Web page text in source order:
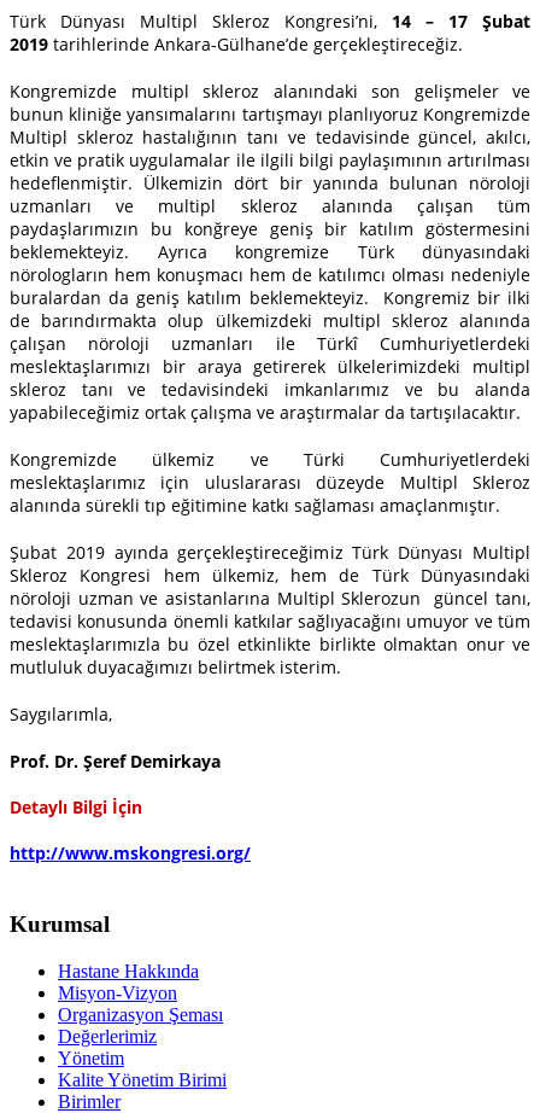
Türk Dünyası Multipl Skleroz Kongresi’ni, 14 – 17 Şubat
2019 tarihlerinde Ankara-Gülhane’de gerçekleştireceğiz.
Kongremizde multipl skleroz alanındaki son gelişmeler ve
bunun kliniğe yansımalarını tartışmayı planlıyoruz Kongremizde
Multipl skleroz hastalığının tanı ve tedavisinde güncel, akılcı,
etkin ve pratik uygulamalar ile ilgili bilgi paylaşımının artırılması
hedeflenmiştir. Ülkemizin dört bir yanında bulunan nöroloji
uzmanları ve multipl skleroz alanında çalışan tüm
paydaşlarımızın bu konğreye geniş bir katılım göstermesini
beklemekteyiz. Ayrıca kongremize Türk dünyasındaki
nörologların hem konuşmacı hem de katılımcı olması nedeniyle
buralardan da geniş katılım beklemekteyiz. Kongremiz bir ilki
de barındırmakta olup ülkemizdeki multipl skleroz alanında
çalışan nöroloji uzmanları ile Türkî Cumhuriyetlerdeki
meslektaşlarımızı bir araya getirerek ülkelerimizdeki multipl
skleroz tanı ve tedavisindeki imkanlarımız ve bu alanda
yapabileceğimiz ortak çalışma ve araştırmalar da tartışılacaktır.
Kongremizde ülkemiz ve Türki Cumhuriyetlerdeki
meslektaşlarımız için uluslararası düzeyde Multipl Skleroz
alanında sürekli tıp eğitimine katkı sağlaması amaçlanmıştır.
Şubat 2019 ayında gerçekleştireceğimiz Türk Dünyası Multipl
Skleroz Kongresi hem ülkemiz, hem de Türk Dünyasındaki
nöroloji uzman ve asistanlarına Multipl Sklerozun güncel tanı,
tedavisi konusunda önemli katkılar sağlıyacağını umuyor ve tüm
meslektaşlarımızla bu özel etkinlikte birlikte olmaktan onur ve
mutluluk duyacağımızı belirtmek isterim.
Saygılarımla,
Prof. Dr. Şeref Demirkaya
Detaylı Bilgi İçin
http://www.mskongresi.org/
Kurumsal
Hastane Hakkında
Misyon-Vizyon
Organizasyon Şeması
Değerlerimiz
Yönetim
Kalite Yönetim Birimi
Birimler